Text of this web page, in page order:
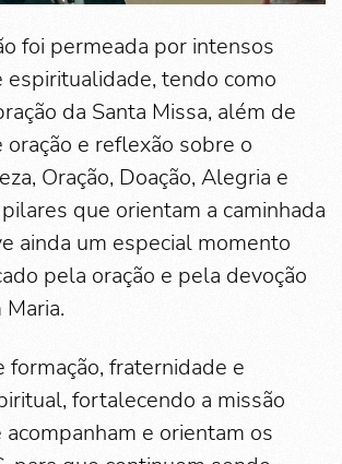
foi permeada por intensos
espiritualidade, tendo como
da Santa Missa, além de
e reflexão sobre o
Oração, Doação, Alegria e
que orientam a caminhada
ainda um especial momento
pela oração e pela devoção
formação, fraternidade e
fortalecendo a missão
e orientam os